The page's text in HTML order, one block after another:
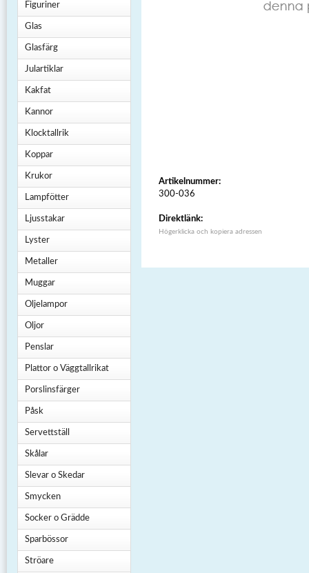
Figuriner
Glas
Glasfärg
Julartiklar
Kakfat
Kannor
Klocktallrik
Koppar
Krukor
Lampfötter
Ljusstakar
Lyster
Metaller
Muggar
Oljelampor
Oljor
Penslar
Plattor o Väggtallrikat
Porslinsfärger
Påsk
Servettställ
Skålar
Slevar o Skedar
Smycken
Socker o Grädde
Sparbössor
Ströare
Artikelnummer:
300-036
Direktlänk:
Högerklicka och kopiera adressen